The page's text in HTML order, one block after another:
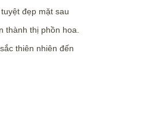
đẹp mặt sau
thị phồn hoa.
thiên nhiên đến